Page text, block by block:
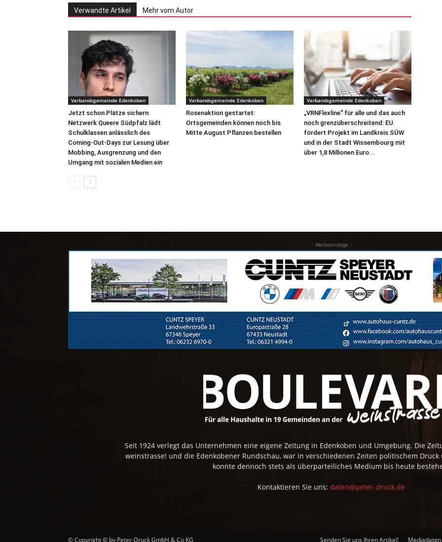
Verwandte Artikel Mehr vom Autor
Verbandsgemeinde Edenkoben
Jetzt schon Plätze sichern:
Netzwerk Queere Südpfalz lädt
Schulklassen anlässlich des
Coming-Out-Days zur Lesung über
Mobbing, Ausgrenzung und den
Umgang mit sozialen Medien ein
Verbandsgemeinde Edenkoben
Rosenaktion gestartet:
Ortsgemeinden können noch bis
Mitte August Pflanzen bestellen
Verbandsgemeinde Edenkoben
„VRNFlexline“ für alle und das auch
noch grenzüberschreitend: EU
fördert Projekt im Landkreis SÜW
und in der Stadt Wissembourg mit
über 1,8 Millionen Euro...
- Werbeanzeige -
Seit 1924 verlegt das Unternehmen eine eigene Zeitung in Edenkoben und Umgebung. Die
weinstrasse! und die Edenkobener Rundschau, war in verschiedenen Zeiten politischem
konnte dennoch stets als überparteiliches Medium bis heute
Kontaktieren Sie uns:daten@peter-druck.de
Senden Sie uns Ihren Artikel! Mediadaten
© Copyright © by Peter-Druck GmbH & Co KG